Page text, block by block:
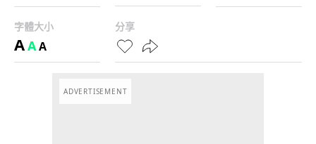
字體大小
AAA
分享
ADVERTISEMENT